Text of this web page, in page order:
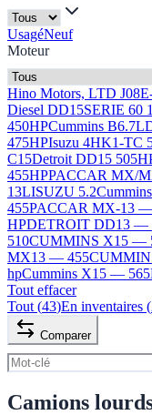
UsagéNeuf
Moteur
Hino Motors, LTD
Diesel DD15SERIE 60
450HPCummins B6.7L
475HPIsuzu 4HK1-TC
C15Detroit DD15
455HPPACCAR MX/
13LISUZU 5.2
455PACCAR MX-13
HPDETROIT DD13 —
510CUMMINS X15 —
MX13 — 455
hpCummins X15 —
Tout effacer
Tout (43)En inventaires (
Comparer
Camions